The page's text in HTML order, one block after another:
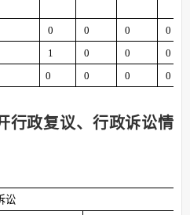
0 0 0
0
1 0 0
0
0 0 0 0
行政复议、行政诉讼情
讼